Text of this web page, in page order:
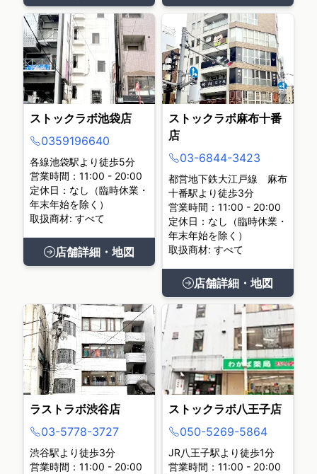
ストックラボ池袋店
0359196640
各線池袋駅より徒歩5分
営業時間：11:00 - 20:00
定休日：なし（臨時休業・
年末年始を除く）
取扱商材: すべて
店舗詳細・地図
ストックラボ麻布十番
店
03-6844-3423
都営地下鉄大江戸線 麻布
十番駅より徒歩3分
営業時間：11:00 - 20:00
定休日：なし（臨時休業・
年末年始を除く）
取扱商材: すべて
店舗詳細・地図
ラストラボ渋谷店
03-5778-3727
渋谷駅より徒歩3分
営業時間：11:00 - 20:00
ストックラボ八王子店
050-5269-5864
JR八王子駅より徒歩1分
営業時間：11:00 - 20:00